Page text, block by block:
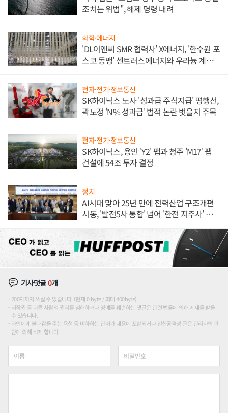
조치는 위법", 해제 명령 내려
화학·에너지
'DL이앤씨 SMR 협력사' X에너지, '한수원 포
스코 동맹' 센트러스에너지와 우라늄 계약
전자·전기·정보통신
SK하이닉스 노사 '성과급 주식지급' 평행선,
곽노정 'N% 성과급' 법적 논란 벗을지 주목
전자·전기·정보통신
SK하이닉스, 용인 'Y2' 팹과 청주 'M17' 팹
건설에 54조 투자 결정
정치
AI시대 맞아 25년 만에 전력산업 구조개편
시동, '발전5사 통합' 넘어 '한전 지주사' 재편
기사댓글0개
200자까지 쓰실 수 있습니다. (현재 0 byte / 최대 400byte)
저작권 등 다른 사람의 권리를 침해하거나 명예를 훼손하는 댓글은 관련 법률에 의해 제재를 받을
수 있습니다.
타인에게 불쾌감을 주는 욕설 등 비하하는 단어가 내용에 포함되거나 인신공격성 글은 관리자의 판
단에 의해 삭제 합니다.